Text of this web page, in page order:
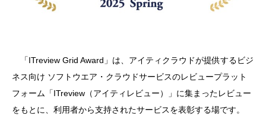
「ITreview Grid Award」は、アイティクラウドが提供するビジ
ネス向け ソフトウエア・クラウドサービスのレビュープラット
フォーム「ITreview（アイティレビュー）」に集まったレビュー
をもとに、利用者から支持されたサービスを表彰する場です。